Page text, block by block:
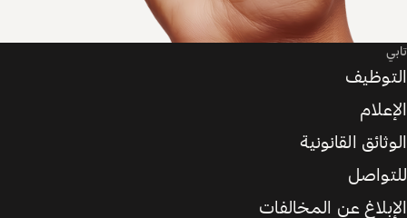
تابي
التوظيف
الإعلام
الوثائق القانونية
للتواصل
الإبلاغ عن المخالفات